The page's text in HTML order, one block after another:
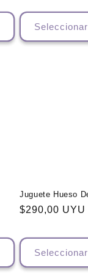
Juguete Hueso
Precio
$290,00 UYU